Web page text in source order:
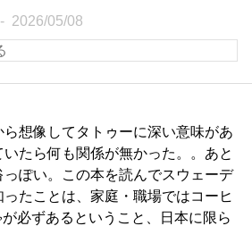
2026/05/08
ら想像してタトゥーに深い意味があ
いたら何も関係が無かった。。あと
っぽい。この本を読んでスウェーデ
ったことは、家庭・職場ではコーヒ
必ずあるということ、日本に限ら